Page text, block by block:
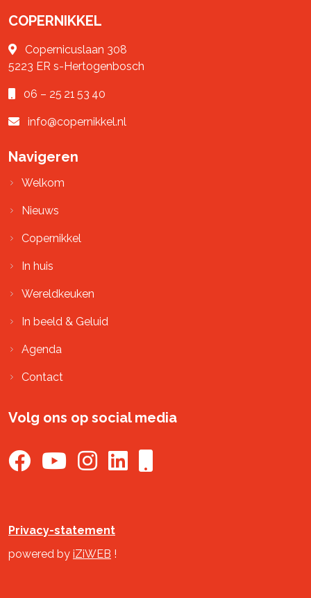
COPERNIKKEL
Copernicuslaan 308
5223 ER s-Hertogenbosch
06 – 25 21 53 40
info@copernikkel.nl
Navigeren
Welkom
Nieuws
Copernikkel
In huis
Wereldkeuken
In beeld & Geluid
Agenda
Contact
Volg ons op social media
Privacy-statement
powered by iZiWEB !